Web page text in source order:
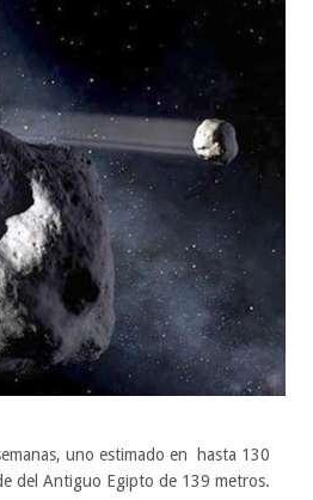
uno estimado en hasta 130
del Antiguo Egipto de 139 metros.